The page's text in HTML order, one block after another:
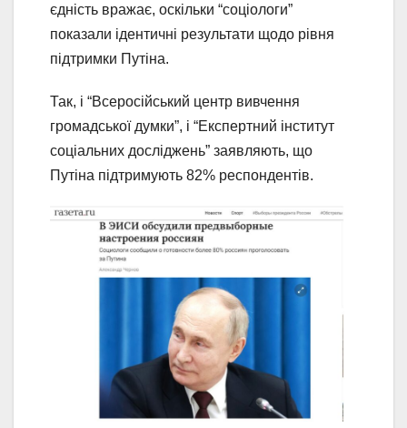
єдність вражає, оскільки “соціологи”
показали ідентичні результати щодо рівня
підтримки Путіна.
Так, і “Всеросійський центр вивчення
громадської думки”, і “Експертний інститут
соціальних досліджень” заявляють, що
Путіна підтримують 82% респондентів.